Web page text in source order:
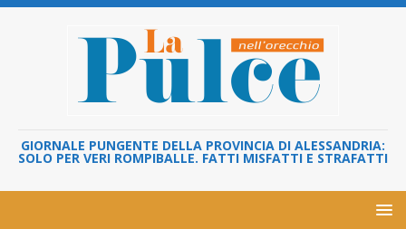
GIORNALE PUNGENTE DELLA PROVINCIA DI ALESSANDRIA:
SOLO PER VERI ROMPIBALLE. FATTI MISFATTI E STRAFATTI